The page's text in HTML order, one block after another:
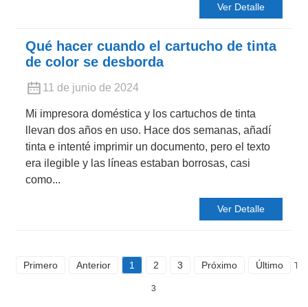
Ver Detalle
Qué hacer cuando el cartucho de tinta
de color se desborda
11 de junio de 2024
Mi impresora doméstica y los cartuchos de tinta
llevan dos años en uso. Hace dos semanas, añadí
tinta e intenté imprimir un documento, pero el texto
era ilegible y las líneas estaban borrosas, casi
como...
Ver Detalle
Primero Anterior 1 2 3 Próximo Último
3